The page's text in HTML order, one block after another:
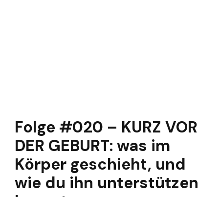
Folge #020 – KURZ VOR
DER GEBURT: was im
Körper geschieht, und
wie du ihn unterstützen